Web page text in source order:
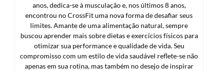
anos, dedica-se à musculação e, nos últimos 8 anos,
encontrou no CrossFit uma nova forma de desafiar seus
limites. Amante de uma alimentação natural, sempre
buscou aprender mais sobre dietas e exercícios físicos para
otimizar sua performance e qualidade de vida. Seu
compromisso com um estilo de vida saudável reflete-se não
apenas em sua rotina, mas também no desejo de inspirar